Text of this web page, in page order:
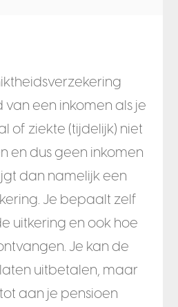
een inkomen als je
of ziekte (tijdelijk) niet
en dus geen inkomen
dan namelijk een
Je bepaalt zelf
uitkering en ook hoe
Je kan de
uitbetalen, maar
aan je pensioen